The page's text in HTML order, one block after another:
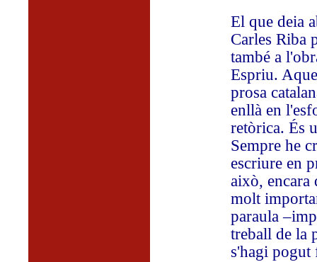
El que deia
Carles Riba
també a
Espriu.
prosa
enllà en
retòrica. És
Sempre he
escriure en
això, encara
molt
paraula
treball de la
s'hagi pogut